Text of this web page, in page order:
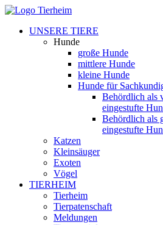
UNSERE TIERE
Hunde
große Hunde
mittlere Hunde
kleine Hunde
Hunde für
Behördlich als
eingestufte
Behördlich als
eingestufte
Katzen
Kleinsäuger
Exoten
Vögel
TIERHEIM
Tierheim
Tierpatenschaft
Meldungen